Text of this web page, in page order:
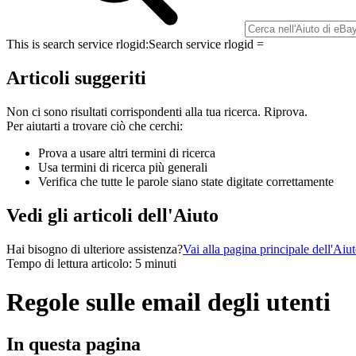
This is search service rlogid:Search service rlogid =
Articoli suggeriti
Non ci sono risultati corrispondenti alla tua ricerca. Riprova.
Per aiutarti a trovare ciò che cerchi:
Prova a usare altri termini di ricerca
Usa termini di ricerca più generali
Verifica che tutte le parole siano state digitate correttamente
Vedi gli articoli dell'Aiuto
Hai bisogno di ulteriore assistenza?Vai alla pagina principale
Tempo di lettura articolo: 5 minuti
Regole sulle email degli utenti
In questa pagina